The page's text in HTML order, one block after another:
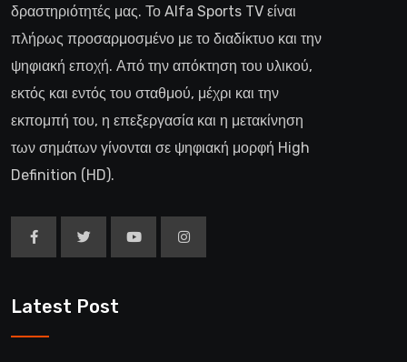
δραστηριότητές μας. Το Alfa Sports TV είναι
πλήρως προσαρμοσμένο με το διαδίκτυο και την
ψηφιακή εποχή. Από την απόκτηση του υλικού,
εκτός και εντός του σταθμού, μέχρι και την
εκπομπή του, η επεξεργασία και η μετακίνηση
των σημάτων γίνονται σε ψηφιακή μορφή High
Definition (HD).
Latest Post